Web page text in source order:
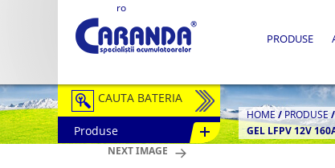
ro
PRODUSE
CAUTA BATERIA
Auto / Moto
Produse
HOME/PRODUSE
GEL LFPV 12V
NEXT IMAGE